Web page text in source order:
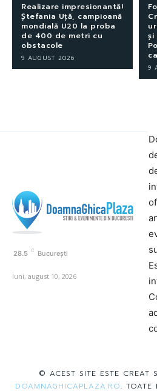
Realizare impresionantă!
Ștefania Uță, campioană
mondială U20 la proba
de 400 de metri cu
obstacole
9 AUGUST 2026
și
9
28.5 C București
luni, august 10, 2026
© ACEST SITE ESTE CREAT
DOAMNAGHICAPLAZA.RO. TOATE